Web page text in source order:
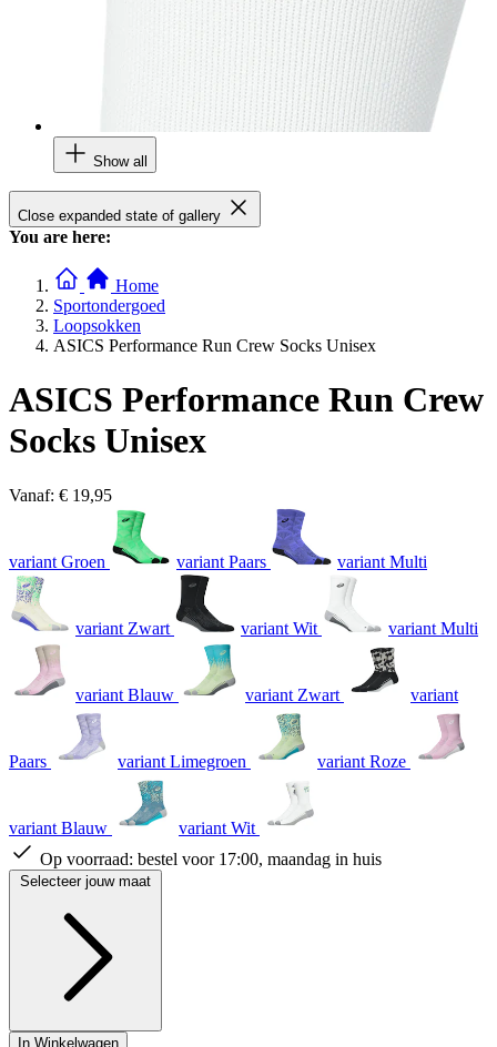
Show all
Close expanded state of gallery
You are here:
Home
Sportondergoed
Loopsokken
ASICS Performance Run Crew Socks Unisex
ASICS Performance Run Crew
Socks Unisex
Vanaf: € 19,95
variant Groen variant Paars variant Multi
variant Zwart variant Wit variant Multi
variant Blauw variant Zwart variant
Paars variant Limegroen variant Roze
variant Blauw
variant Wit
Op voorraad: bestel voor 17:00, maandag in huis
Selecteer jouw maat
In Winkelwagen